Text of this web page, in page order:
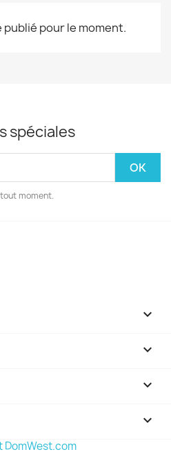
publié pour le moment.
spéciales
moment.



keyboard_arrow_down